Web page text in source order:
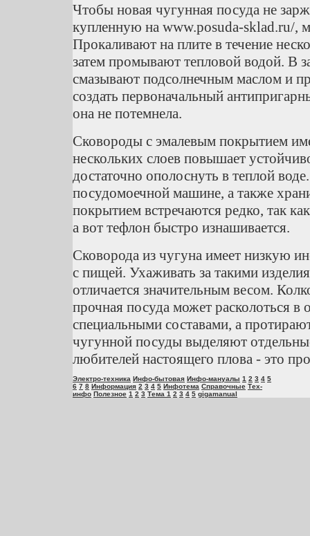
Чтобы новая чугунная посуда не
купленную на www.posuda-sklad.ru/,
Прокаливают на плите в течение
затем промывают тепловой водой. В
смазывают подсолнечным маслом и
создать первоначальный
она не потемнела.
Сковороды с эмалевым покрытием
нескольких слоев повышает
достаточно ополоснуть в теплой
посудомоечной машине, а также
покрытием встречаются редко, так
а вот тефлон быстро изнашивается.
Сковорода из чугуна имеет низкую
с пищей. Ухаживать за такими
отличается значительным весом.
прочная посуда может расколоться
специальными составами, а
чугунной посуды выделяют
любителей настоящего плова - это
Электро-техника Инфо-бытовая Инфо-мануалы 1 2 3 4 5
6 7 8 Информация 2 3 4 5 Инфотема Справочные Тех-
инфо Полезное 1 2 3 Тема 1 2 3 4 5 gigamanual